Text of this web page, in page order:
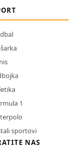
1
sportovi
NAS